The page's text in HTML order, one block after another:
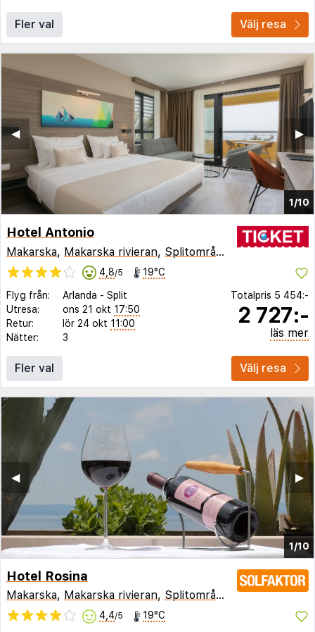
Fler val Välj resa
1/10
▶︎
◀︎
Hotel Antonio
Makarska, Makarska rivieran, Splitområdet ,Kroatien
4,8/5 19°C
Flyg från: Arlanda - Split
Utresa:
ons 21 okt 17:50
Retur:
lör 24 okt 11:00
Nätter:
3
Totalpris 5 454:-
2 727:-
läs mer
Fler val Välj resa
1/10
▶︎
◀︎
Hotel Rosina
Makarska, Makarska rivieran, Splitområdet ,Kroatien
4,4/5 19°C